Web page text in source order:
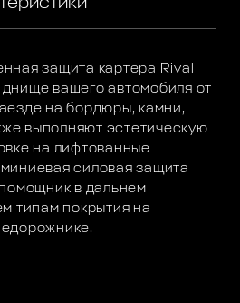
защита картера Rival
вашего автомобиля от
на бордюры, камни,
выполняют эстетическую
на лифтованные
силовая защита
в дальнем
типам покрытия на